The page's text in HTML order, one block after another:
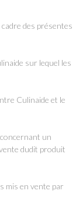
des présentes
sur lequel les
Culinaide et le
un
dudit produit
mis en vente par